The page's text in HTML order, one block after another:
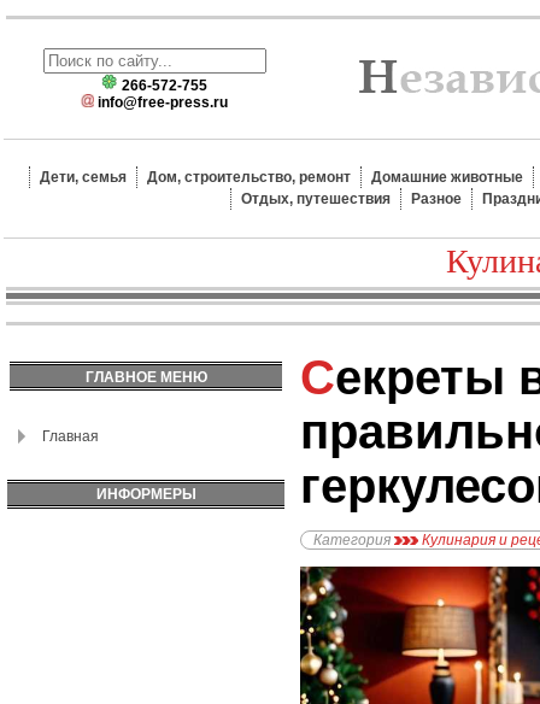
266-572-755
info@free-press.ru
Дети, семья Дом, строительство, ремонт
Домашние животные
Отдых, путешествия
Разное
ГЛАВНОЕ МЕНЮ
Главная
ИНФОРМЕРЫ
Секреты варки
Категория Кулинария и